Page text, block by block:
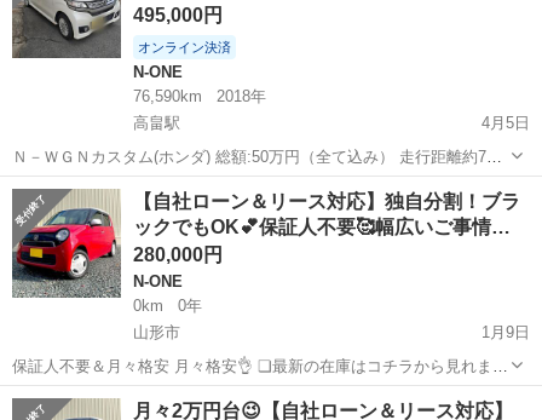
495,000円
オンライン決済
N-ONE
76,590km
2018年
高畠駅
4月5日
Ｎ－ＷＧＮカスタム(ホンダ) 総額:50万円（全て込み） 走行距離約7万
km、2028年5月まで。 現状不具合なし、状態良好です。すぐ乗れま
す。 現車確認歓迎です。 名義変更は購入者様でお願いします。 早め
に取引できる方優先...
山形 東置賜郡 高畠駅 N-ONE 走行距離
【自社ローン＆リース対応】独自分割！ブラ
ックでもOK💕保証人不要🥰幅広いご事情…
280,000円
N-ONE
0km
0年
山形市
1月9日
保証人不要＆月々格安 月々格安👌 ❏最新の在庫はコチラから見れます
↓ https://ristaoshuiwate.wixsite.com/my-site ❏月額のご質問・予算の
ご相談は コチラからできます...
山形 山形市 N-ONE エンジン
月々2万円台😉【自社ローン＆リース対応】